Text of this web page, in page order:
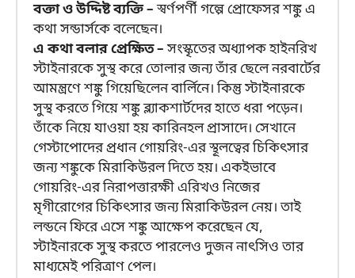
বক্তা ও উদ্দিষ্ট ব্যক্তি –স্বর্ণপর্ণী গল্পে প্রোফেসর শঙ্কু এ
কথা সন্ডার্সকে বলেছেন।
এ কথা বলার প্রেক্ষিত –সংস্কৃতের অধ্যাপক হাইনরিখ
স্টাইনারকে সুস্থ করে তোলার জন্য তাঁর ছেলে নরবার্টের
আমন্ত্রণে শঙ্কু গিয়েছিলেন বার্লিনে। কিন্তু স্টাইনারকে
সুস্থ করতে গিয়ে শঙ্কু ব্ল্যাকশার্টদের হাতে ধরা পড়েন।
তাঁকে নিয়ে যাওয়া হয় কারিনহল প্রাসাদে। সেখানে
গেস্টাপোদের প্রধান গোয়রিং-এর স্থূলত্বের চিকিৎসার
জন্য শঙ্কুকে মিরাকিউরল দিতে হয়। একইভাবে
গোয়রিং-এর নিরাপত্তারক্ষী এরিখও নিজের
মৃগীরোগের চিকিৎসার জন্য মিরাকিউরল নেয়। তাই
লন্ডনে ফিরে এসে শঙ্কু আক্ষেপ করেছেন যে,
স্টাইনারকে সুস্থ করতে পারলেও দুজন নাৎসিও তার
মাধ্যমেই পরিত্রাণ পেল।